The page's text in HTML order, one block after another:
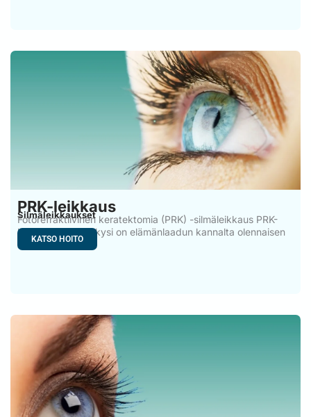
PRK-leikkaus
Silmäleikkaukset
Fotorefraktiivinen keratektomia (PRK) -silmäleikkaus PRK-
leikkaus. Näkökykysi on elämänlaadun kannalta olennaisen
KATSO HOITO